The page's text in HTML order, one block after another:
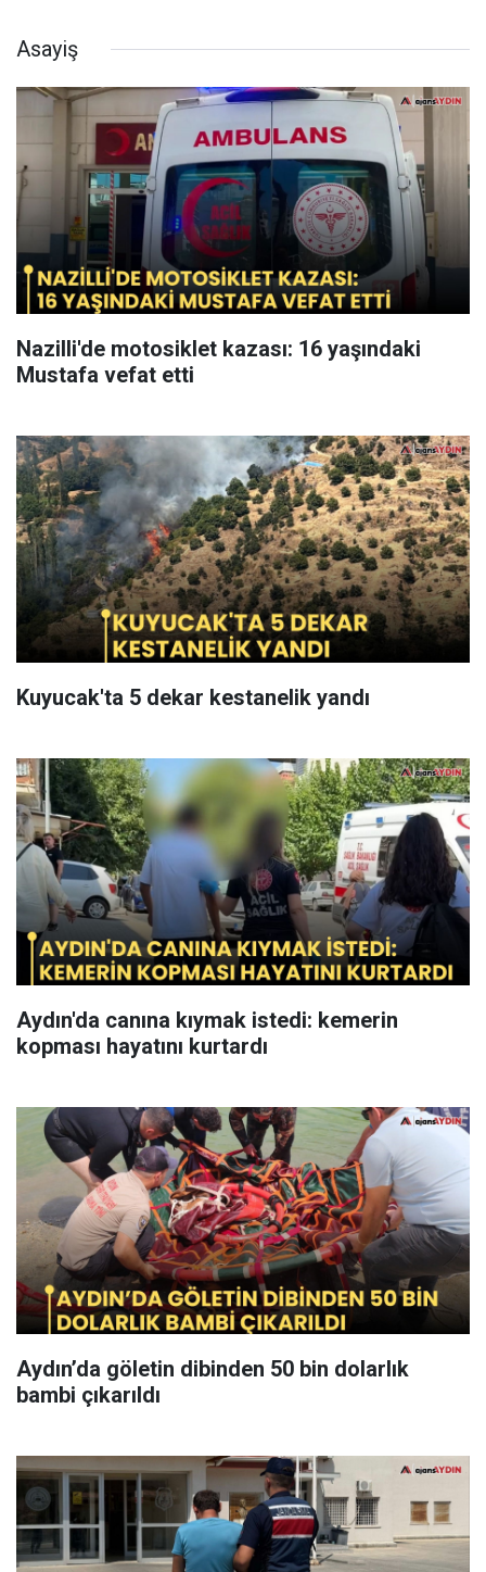
Asayiş
Nazilli'de motosiklet kazası: 16 yaşındaki
Mustafa vefat etti
Kuyucak'ta 5 dekar kestanelik yandı
Aydın'da canına kıymak istedi: kemerin
kopması hayatını kurtardı
Aydın’da göletin dibinden 50 bin dolarlık
bambi çıkarıldı